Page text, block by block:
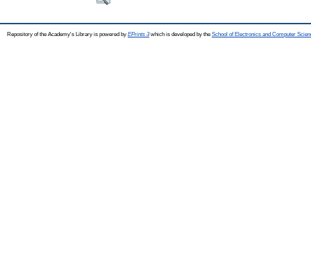
Repository of the Academy's Library is powered by EPrints 3which is developed by the School of Electronics and Computer